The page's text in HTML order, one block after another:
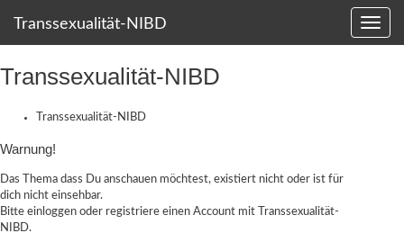
Transsexualität-NIBD
Transsexualität-NIBD
Transsexualität-NIBD
Warnung!
Das Thema dass Du anschauen möchtest, existiert nicht oder ist für
dich nicht einsehbar.
Bitte einloggen oder registriere einen Account mit Transsexualität-
NIBD.